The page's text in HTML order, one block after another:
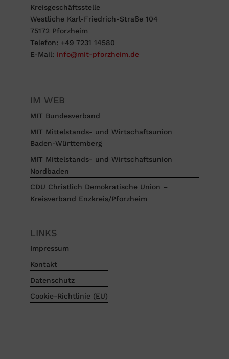
Kreisgeschäftsstelle
Westliche Karl-Friedrich-Straße 104
75172 Pforzheim
Telefon: +49 7231 14580
E-Mail: info@mit-pforzheim.de
IM WEB
MIT Bundesverband
MIT Mittelstands- und Wirtschaftsunion
Baden-Württemberg
MIT Mittelstands- und Wirtschaftsunion
Nordbaden
CDU Christlich Demokratische Union –
Kreisverband Enzkreis/Pforzheim
LINKS
Impressum
Kontakt
Datenschutz
Cookie-Richtlinie (EU)